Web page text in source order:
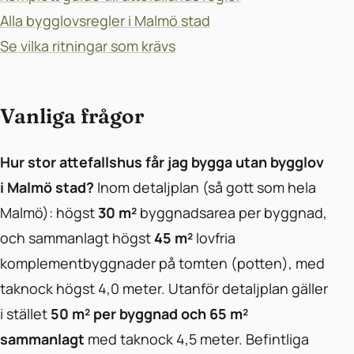
Alla bygglovsregler i Malmö stad
Se vilka ritningar som krävs
Vanliga frågor
Hur stor attefallshus får jag bygga utan bygglov
i Malmö stad? Inom detaljplan (så gott som hela
Malmö): högst30 m² byggnadsarea per byggnad,
och sammanlagt högst 45 m² lovfria
komplementbyggnader på tomten (potten), med
taknock högst 4,0 meter. Utanför detaljplan gäller
i stället 50 m² per byggnad och 65 m²
sammanlagt med taknock 4,5 meter. Befintliga